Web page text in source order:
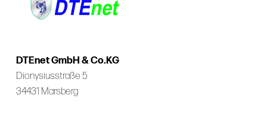
DTEnet GmbH & Co.KG
Dionysiusstraße 5
34431 Marsberg